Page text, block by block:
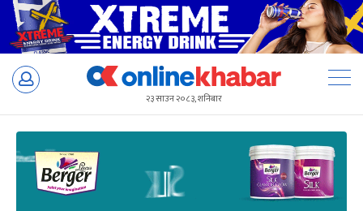
Skip
२३ साउन २०८३, शनिबार